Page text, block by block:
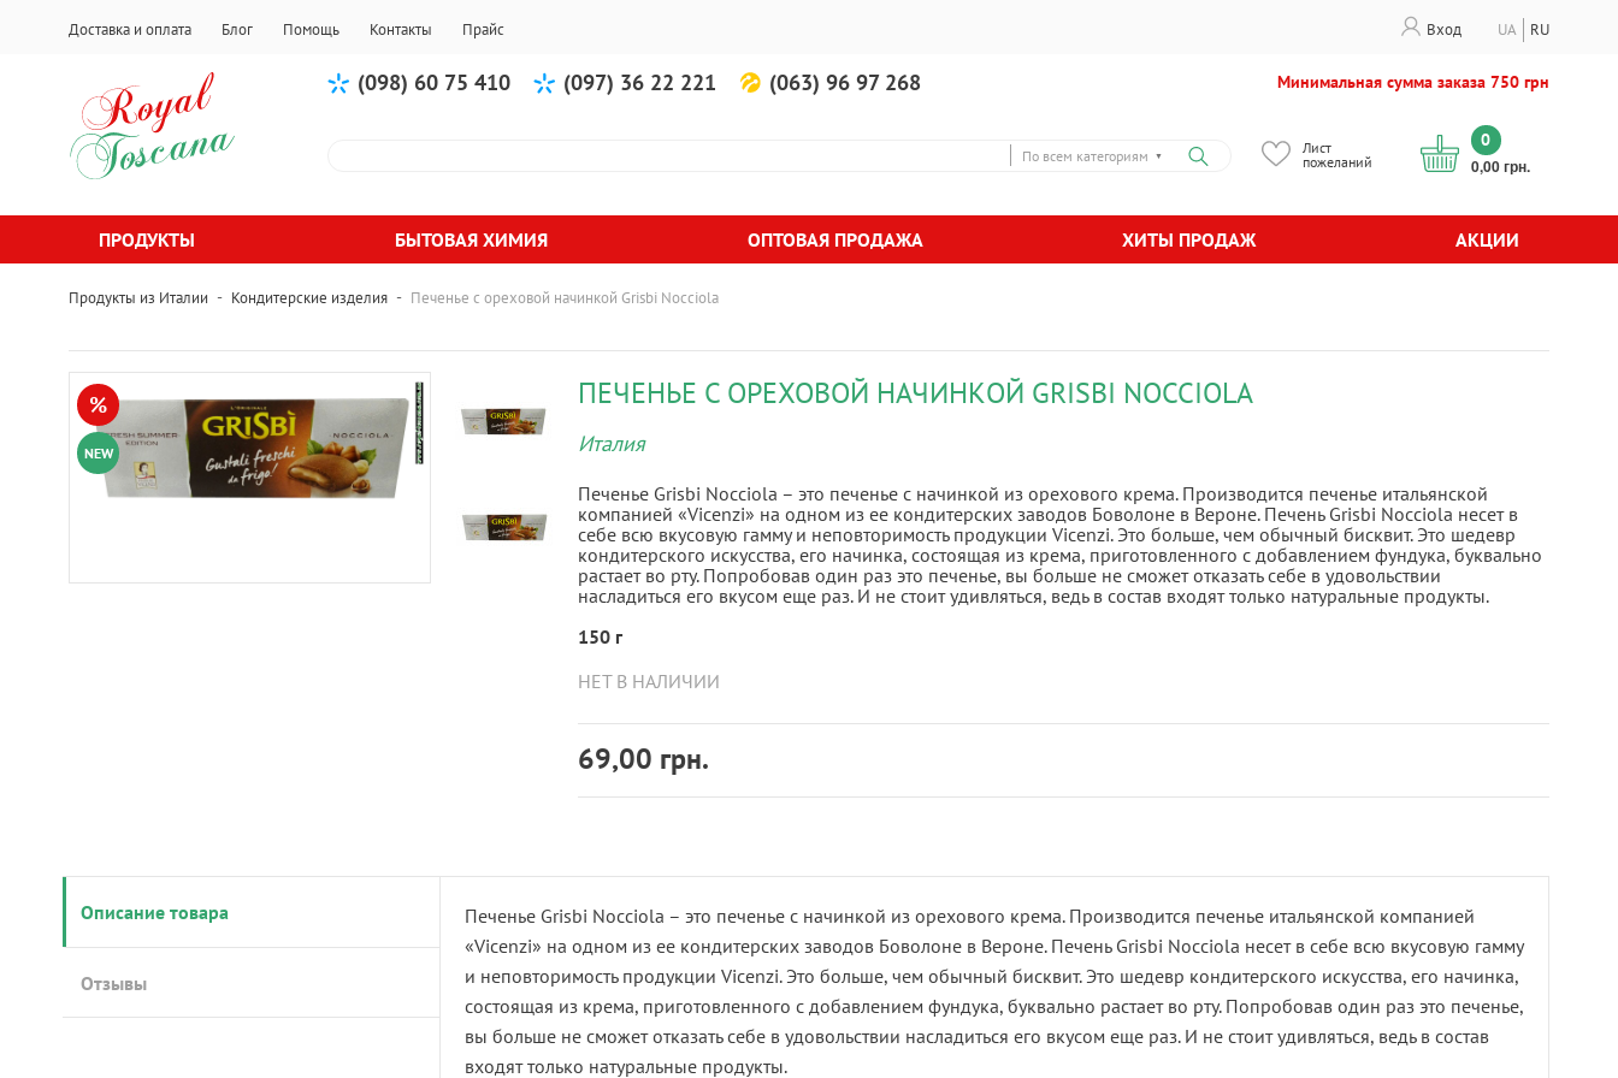
Доставка и оплата Блог Помощь Контакты Прайс Вход RU
UA
(098) 60 75 410 (097) 36 22 221 (063) 96 97 268 Минимальная сумма заказа 750 грн
По всем категориям ▼
Лист
пожеланий
0
0,00 грн.
ПРОДУКТЫ БЫТОВАЯ ХИМИЯ ОПТОВАЯ ПРОДАЖА ХИТЫ ПРОДАЖ АКЦИИ
Продукты из Италии - Кондитерские изделия - Печенье с ореховой начинкой Grisbi Nocciola
NEW
% ПЕЧЕНЬЕ С ОРЕХОВОЙ НАЧИНКОЙ GRISBI NOCCIOLA
Италия
Печенье Grisbi Nocciola – это печенье с начинкой из орехового крема. Производится печенье итальянской
компанией «Vicenzi» на одном из ее кондитерских заводов Боволоне в Вероне. Печень Grisbi Nocciola несет в
себе всю вкусовую гамму и неповторимость продукции Vicenzi. Это больше, чем обычный бисквит. Это шедевр
кондитерского искусства, его начинка, состоящая из крема, приготовленного с добавлением фундука, буквально
растает во рту. Попробовав один раз это печенье, вы больше не сможет отказать себе в удовольствии
насладиться его вкусом еще раз. И не стоит удивляться, ведь в состав входят только натуральные продукты.
150 г
НЕТ В НАЛИЧИИ
69,00 грн.
Описание товара
Отзывы
Печенье Grisbi Nocciola – это печенье с начинкой из орехового крема. Производится печенье итальянской компанией
«Vicenzi» на одном из ее кондитерских заводов Боволоне в Вероне. Печень Grisbi Nocciola несет в себе всю вкусовую гамму
и неповторимость продукции Vicenzi. Это больше, чем обычный бисквит. Это шедевр кондитерского искусства, его начинка,
состоящая из крема, приготовленного с добавлением фундука, буквально растает во рту. Попробовав один раз это печенье,
вы больше не сможет отказать себе в удовольствии насладиться его вкусом еще раз. И не стоит удивляться, ведь в состав
входят только натуральные продукты.